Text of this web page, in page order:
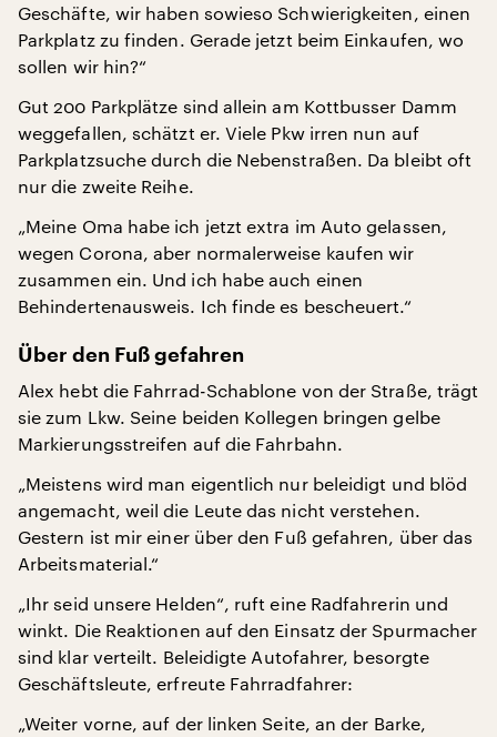
Geschäfte, wir haben sowieso Schwierigkeiten, einen
Parkplatz zu finden. Gerade jetzt beim Einkaufen, wo
sollen wir hin?“
Gut 200 Parkplätze sind allein am Kottbusser Damm
weggefallen, schätzt er. Viele Pkw irren nun auf
Parkplatzsuche durch die Nebenstraßen. Da bleibt oft
nur die zweite Reihe.
„Meine Oma habe ich jetzt extra im Auto gelassen,
wegen Corona, aber normalerweise kaufen wir
zusammen ein. Und ich habe auch einen
Behindertenausweis. Ich finde es bescheuert.“
Über den Fuß gefahren
Alex hebt die Fahrrad-Schablone von der Straße, trägt
sie zum Lkw. Seine beiden Kollegen bringen gelbe
Markierungsstreifen auf die Fahrbahn.
„Meistens wird man eigentlich nur beleidigt und blöd
angemacht, weil die Leute das nicht verstehen.
Gestern ist mir einer über den Fuß gefahren, über das
Arbeitsmaterial.“
„Ihr seid unsere Helden“, ruft eine Radfahrerin und
winkt. Die Reaktionen auf den Einsatz der Spurmacher
sind klar verteilt. Beleidigte Autofahrer, besorgte
Geschäftsleute, erfreute Fahrradfahrer:
„Weiter vorne, auf der linken Seite, an der Barke,